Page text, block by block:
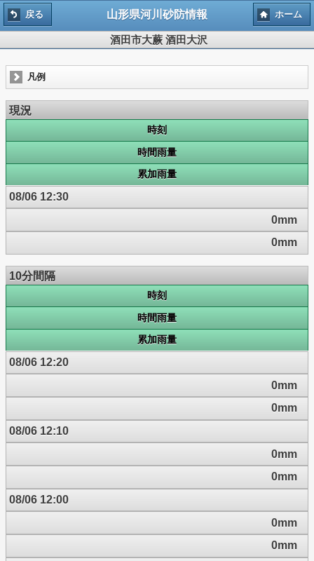
戻る 山形県河川砂防情報 ホーム
酒田市大蕨 酒田大沢
凡例
現況
時刻
時間雨量
累加雨量
08/06 12:30
0mm
0mm
10分間隔
時刻
時間雨量
累加雨量
08/06 12:20
0mm
0mm
08/06 12:10
0mm
0mm
08/06 12:00
0mm
0mm